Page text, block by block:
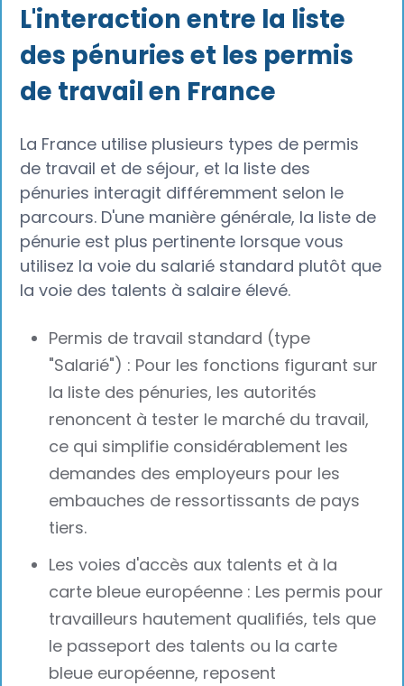
L'interaction entre la liste
des pénuries et les permis
de travail en France
La France utilise plusieurs types de permis
de travail et de séjour, et la liste des
pénuries interagit différemment selon le
parcours. D'une manière générale, la liste de
pénurie est plus pertinente lorsque vous
utilisez la voie du salarié standard plutôt que
la voie des talents à salaire élevé.
Permis de travail standard (type
"Salarié") : Pour les fonctions figurant sur
la liste des pénuries, les autorités
renoncent à tester le marché du travail,
ce qui simplifie considérablement les
demandes des employeurs pour les
embauches de ressortissants de pays
tiers.
Les voies d'accès aux talents et à la
carte bleue européenne : Les permis pour
travailleurs hautement qualifiés, tels que
le passeport des talents ou la carte
bleue européenne, reposent